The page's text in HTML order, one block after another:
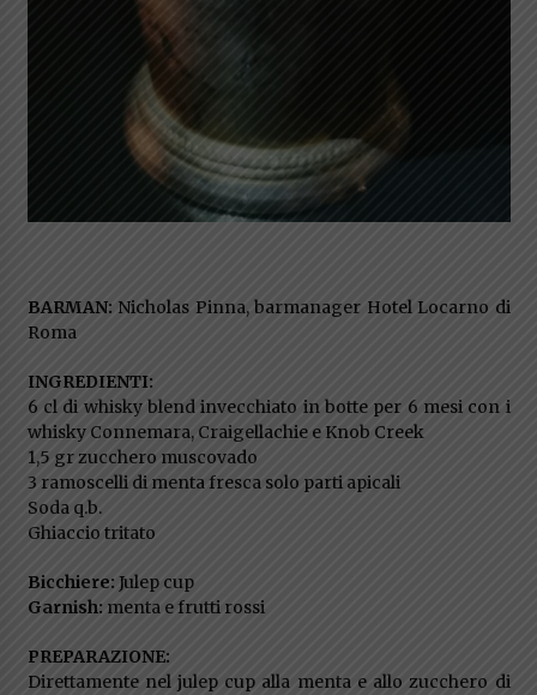
BARMAN: Nicholas Pinna, barmanager Hotel Locarno di
Roma
INGREDIENTI:
6 cl di whisky blend invecchiato in botte per 6 mesi con i
whisky Connemara, Craigellachie e Knob Creek
1,5 gr zucchero muscovado
3 ramoscelli di menta fresca solo parti apicali
Soda q.b.
Ghiaccio tritato
Bicchiere: Julep cup
Garnish: menta e frutti rossi
PREPARAZIONE:
Direttamente nel julep cup alla menta e allo zucchero di